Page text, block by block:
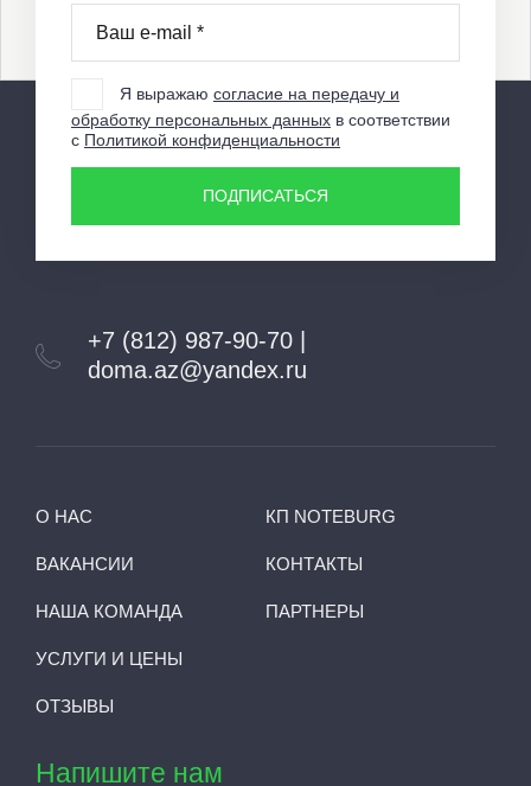
Я выражаю согласие на передачу и
обработку персональных данных в соответствии
с Политикой конфиденциальности
ПОДПИСАТЬСЯ
+7 (812) 987-90-70 |
doma.az@yandex.ru
О НАС
ВАКАНСИИ
НАША КОМАНДА
УСЛУГИ И ЦЕНЫ
ОТЗЫВЫ
КП NOTEBURG
КОНТАКТЫ
ПАРТНЕРЫ
Напишите нам